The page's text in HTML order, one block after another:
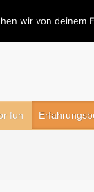
fun
wir von deinem